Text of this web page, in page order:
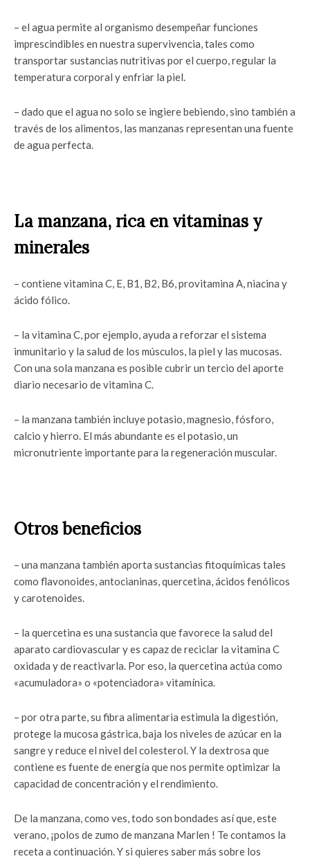
– el agua permite al organismo desempeñar funciones
imprescindibles en nuestra supervivencia, tales como
transportar sustancias nutritivas por el cuerpo, regular la
temperatura corporal y enfriar la piel.
– dado que el agua no solo se ingiere bebiendo, sino también a
través de los alimentos, las manzanas representan una fuente
de agua perfecta.
La manzana, rica en vitaminas y
minerales
– contiene vitamina C, E, B1, B2, B6, provitamina A, niacina y
ácido fólico.
– la vitamina C, por ejemplo, ayuda a reforzar el sistema
inmunitario y la salud de los músculos, la piel y las mucosas.
Con una sola manzana es posible cubrir un tercio del aporte
diario necesario de vitamina C.
– la manzana también incluye potasio, magnesio, fósforo,
calcio y hierro. El más abundante es el potasio, un
micronutriente importante para la regeneración muscular.
Otros beneficios
– una manzana también aporta sustancias fitoquímicas tales
como flavonoides, antocianinas, quercetina, ácidos fenólicos
y carotenoides.
– la quercetina es una sustancia que favorece la salud del
aparato cardiovascular y es capaz de reciclar la vitamina C
oxidada y de reactivarla. Por eso, la quercetina actúa como
«acumuladora» o «potenciadora» vitamínica.
– por otra parte, su fibra alimentaria estimula la digestión,
protege la mucosa gástrica, baja los niveles de azúcar en la
sangre y reduce el nivel del colesterol. Y la dextrosa que
contiene es fuente de energía que nos permite optimizar la
capacidad de concentración y el rendimiento.
De la manzana, como ves, todo son bondades así que, este
verano, ¡polos de zumo de manzana Marlen ! Te contamos la
receta a continuación. Y si quieres saber más sobre los